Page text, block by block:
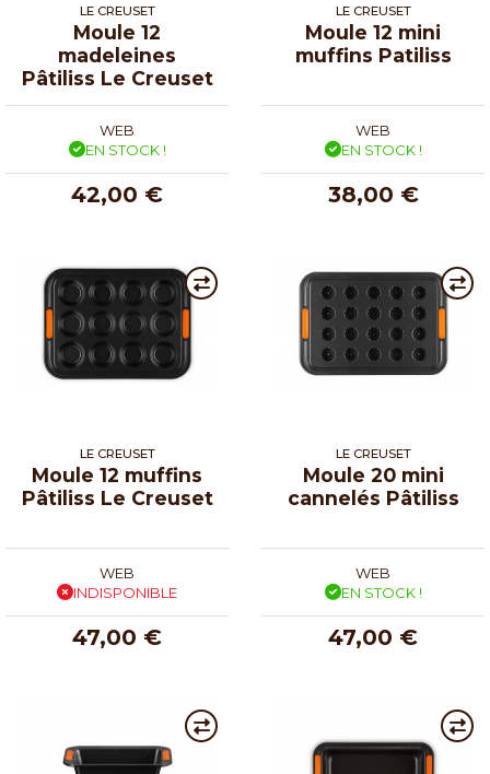
LE CREUSET
Moule 12
madeleines
Pâtiliss Le Creuset
WEB
EN STOCK !
42,00 €
LE CREUSET
Moule 12 mini
muffins Patiliss
WEB
EN STOCK !
38,00 €
LE CREUSET
Moule 12 muffins
Pâtiliss Le Creuset
WEB
INDISPONIBLE
47,00 €
LE CREUSET
Moule 20 mini
cannelés Pâtiliss
WEB
EN STOCK !
47,00 €